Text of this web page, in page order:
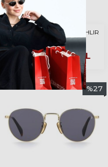
DAVID BECKHAM 1079/S RHLIR
54 Güneş Gözlüğü
8.580TL 6.240TL
%27